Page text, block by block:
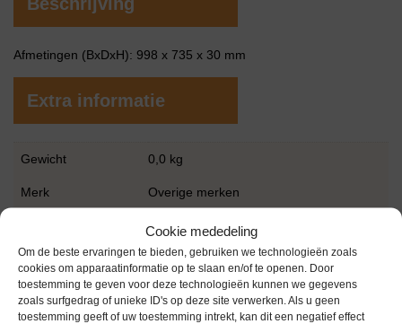
Cookie mededeling
Om de beste ervaringen te bieden, gebruiken we technologieën zoals
cookies om apparaatinformatie op te slaan en/of te openen. Door
toestemming te geven voor deze technologieën kunnen we gegevens
zoals surfgedrag of unieke ID's op deze site verwerken. Als u geen
toestemming geeft of uw toestemming intrekt, kan dit een negatief effect
Afmetingen (BxDxH): 998 x 735 x 30 mm
Extra informatie
Gewicht 0,0 kg
Merk Overige merken
6 maanden
Conditie Gebruikt in goede conditie